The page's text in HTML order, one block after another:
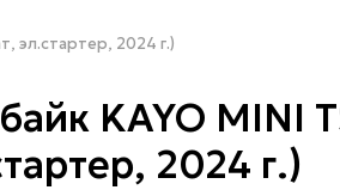
эл.стартер, 2024 г.)
KAYO MINI
2024 г.)